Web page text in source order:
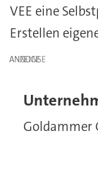
VEE eine
Erstellen
ANZEIGE
Goldammer